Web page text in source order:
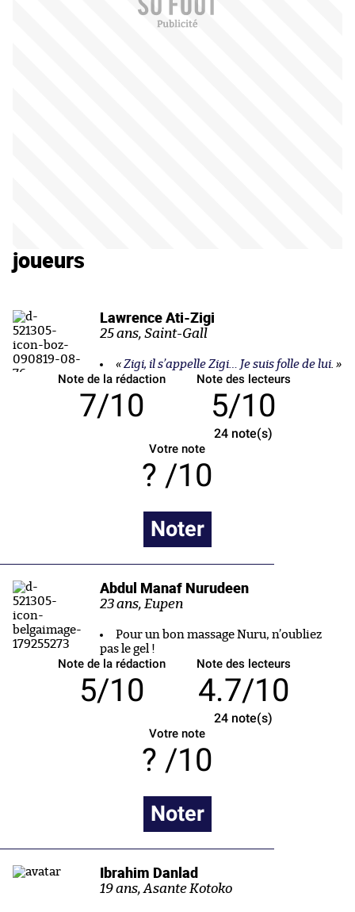
joueurs
Lawrence Ati-Zigi
25 ans, Saint-Gall
« Zigi, il s’appelle Zigi… Je suis folle de lui. »
Note de la rédaction
7/10
Note des lecteurs
5/10
24 note(s)
Votre note
/10
Noter
Abdul Manaf Nurudeen
23 ans, Eupen
Pour un bon massage Nuru, n’oubliez
pas le gel !
Note de la rédaction
5/10
Note des lecteurs
4.7/10
24 note(s)
Votre note
/10
Noter
Ibrahim Danlad
19 ans, Asante Kotoko